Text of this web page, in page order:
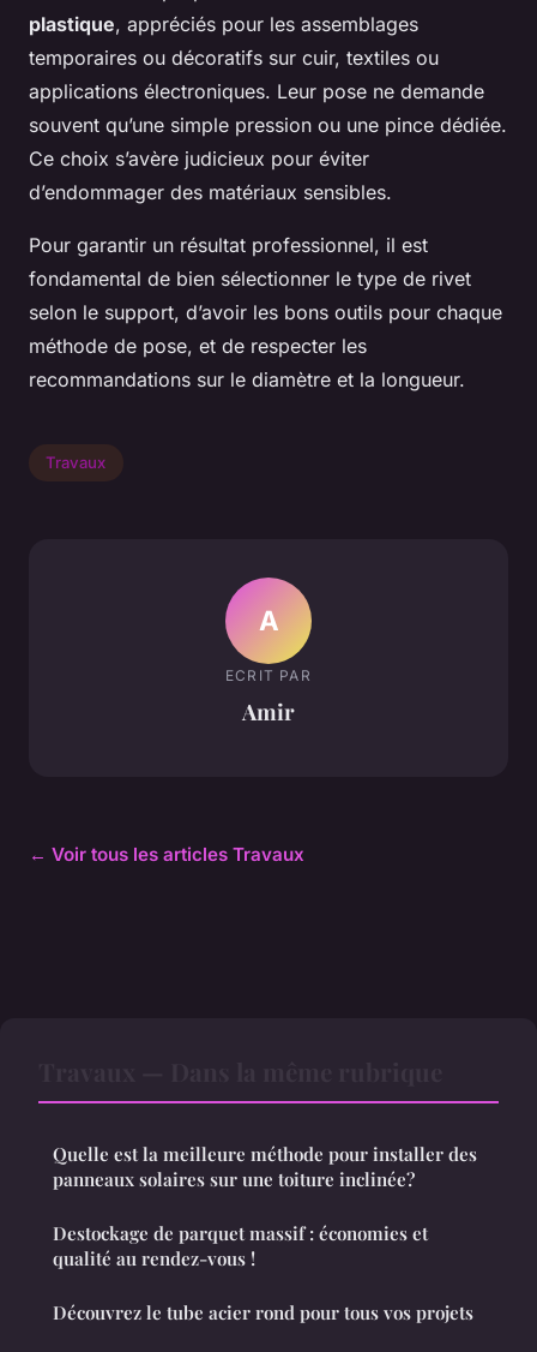
plastique, appréciés pour les assemblages
temporaires ou décoratifs sur cuir, textiles ou
applications électroniques. Leur pose ne demande
souvent qu’une simple pression ou une pince dédiée.
Ce choix s’avère judicieux pour éviter
d’endommager des matériaux sensibles.
Pour garantir un résultat professionnel, il est
fondamental de bien sélectionner le type de rivet
selon le support, d’avoir les bons outils pour chaque
méthode de pose, et de respecter les
recommandations sur le diamètre et la longueur.
Travaux
A
ECRIT PAR
Amir
← Voir tous les articles Travaux
Quelle est la meilleure méthode pour installer des
panneaux solaires sur une toiture inclinée?
Destockage de parquet massif : économies et
qualité au rendez-vous !
Découvrez le tube acier rond pour tous vos projets